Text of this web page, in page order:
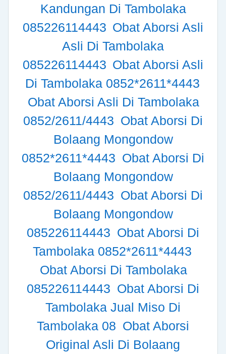
Kandungan Di Tambolaka
085226114443 Obat Aborsi Asli
Asli Di Tambolaka
085226114443 Obat Aborsi Asli
Di Tambolaka 0852*2611*4443
Obat Aborsi Asli Di Tambolaka
0852/2611/4443 Obat Aborsi Di
Bolaang Mongondow
0852*2611*4443 Obat Aborsi Di
Bolaang Mongondow
0852/2611/4443 Obat Aborsi Di
Bolaang Mongondow
085226114443 Obat Aborsi Di
Tambolaka 0852*2611*4443
Obat Aborsi Di Tambolaka
085226114443 Obat Aborsi Di
Tambolaka Jual Miso Di
Tambolaka 08 Obat Aborsi
Original Asli Di Bolaang